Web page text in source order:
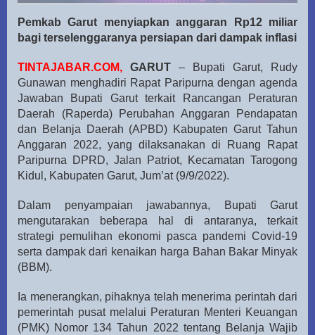
Pemkab Garut menyiapkan anggaran Rp12 miliar
bagi terselenggaranya persiapan dari dampak inflasi
TINTAJABAR.COM, GARUT – Bupati Garut, Rudy
Gunawan menghadiri Rapat Paripurna dengan agenda
Jawaban Bupati Garut terkait Rancangan Peraturan
Daerah (Raperda) Perubahan Anggaran Pendapatan
dan Belanja Daerah (APBD) Kabupaten Garut Tahun
Anggaran 2022, yang dilaksanakan di Ruang Rapat
Paripurna DPRD, Jalan Patriot, Kecamatan Tarogong
Kidul, Kabupaten Garut, Jum’at (9/9/2022).
Dalam penyampaian jawabannya, Bupati Garut
mengutarakan beberapa hal di antaranya, terkait
strategi pemulihan ekonomi pasca pandemi Covid-19
serta dampak dari kenaikan harga Bahan Bakar Minyak
(BBM).
Ia menerangkan, pihaknya telah menerima perintah dari
pemerintah pusat melalui Peraturan Menteri Keuangan
(PMK) Nomor 134 Tahun 2022 tentang Belanja Wajib